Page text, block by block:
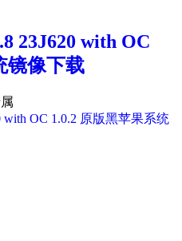
23J620 with OC
镜像下载